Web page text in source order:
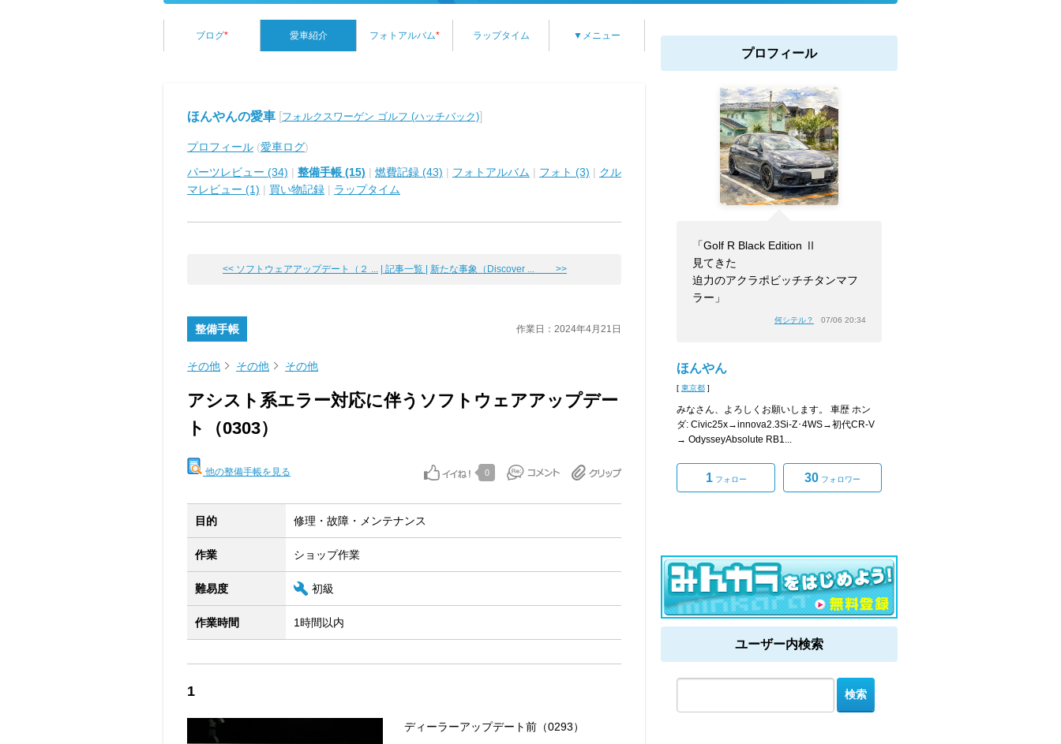
ブログ* 愛車紹介 フォトアルバム* ラップタイム ▼メニュー
ほんやんの愛車 [フォルクスワーゲン ゴルフ (ハッチバック)]
プロフィール (愛車ログ)
パーツレビュー (34) | 整備手帳 (15) | 燃費記録 (43) | フォトアルバム | フォト (3) | クル
マレビュー (1) | 買い物記録 | ラップタイム
<< ソフトウェアアップデート（２ ... | 記事一覧 | 新たな事象（Discover ... >>
整備手帳 作業日：2024年4月21日
その他 その他 その他
アシスト系エラー対応に伴うソフトウェアアップデー
ト（0303）
他の整備手帳を見る 0
目的 修理・故障・メンテナンス
作業 ショップ作業
難易度 初級
作業時間 1時間以内
1
ディーラーアップデート前（0293）
プロフィール
「Golf R Black Edition Ⅱ
見てきた
迫力のアクラポビッチチタンマフ
ラー」
何シテル？ 07/06 20:34
ほんやん
[ 東京都 ]
みなさん、よろしくお願いします。 車歴 ホン
ダ: Civic25x→innova2.3Si-Z･4WS→初代CR-V
→ OdysseyAbsolute RB1...
1フォロー 30 フォロワー
ユーザー内検索